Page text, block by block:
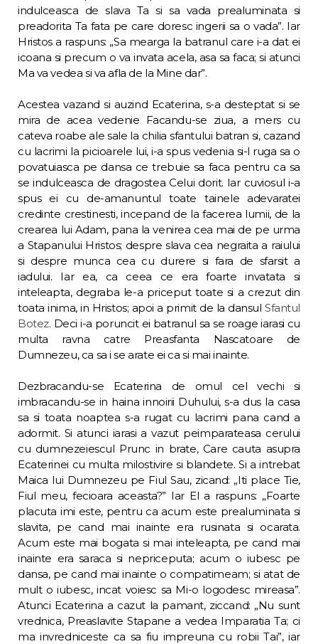
indulceasca de sla­va Ta si sa vada prealuminata si
preadorita Ta fata pe care doresc ingerii sa o vada”. Iar
Hristos a raspuns: „Sa mearga la batranul care i-a dat ei
icoana si precum o va invata acela, asa sa faca; si atunci
Ma va vedea si va afla de la Mine dar”.
Acestea vazand si auzind Ecaterina, s-a des­teptat si se
mira de acea vedenie Facandu-se ziua, a mers cu
cateva roabe ale sale la chi­lia sfantului batran si, cazand
cu lacrimi la picioarele lui, i-a spus vedenia si-l ruga sa o
povatuiasca pe dansa ce trebuie sa faca pen­tru ca sa
se indulceasca de dragostea Celui dorit. Iar cuviosul i-a
spus ei cu de-amanuntul toate tainele adevaratei
credinte crestinesti, incepand de la facerea lumii, de la
crearea lui Adam, pana la venirea cea mai de pe urma
a Stapanului Hristos; despre slava cea negraita a raiului
si despre munca cea cu durere si fara de sfarsit a
iadului. Iar ea, ca ceea ce era foarte invatata si
inteleapta, degraba le-a priceput toate si a crezut din
toata inima, in Hristos; apoi a primit de la dansul Sfantul
Botez. Deci i-a poruncit ei batranul sa se roage iarasi cu
multa ravna catre Preasfanta Nascatoare de
Dumnezeu, ca sa i se arate ei ca si mai inainte.
Dezbracandu-se Ecaterina de omul cel vechi si
imbracandu-se in haina innoirii Duhului, s-a dus la casa
sa si toata noaptea s-a rugat cu lacrimi pana cand a
adormit. Si atunci iarasi a vazut peimparateasa cerului
cu dumnezeiescul Prunc in brate, Care cauta asupra
Ecaterinei cu multa milostivire si blandete. Si a intrebat
Maica lui Dumnezeu pe Fiul Sau, zicand: „Iti place Tie,
Fiul meu, fecioara aceas­ta?” Iar El a raspuns: „Foarte
placuta imi este, pentru ca acum este prealuminata si
slavita, pe cand mai inainte era rusinata si ocarata.
Acum este mai bogata si mai inteleapta, pe cand mai
inainte era saraca si nepriceputa; acum o iu­besc pe
dansa, pe cand mai inainte o compatimeam; si atat de
mult o iubesc, incat voiesc sa Mi-o logodesc mireasa”.
Atunci Ecaterina a cazut la pamant, ziccand: „Nu sunt
vrednica, Preaslavite Stapane a vedea Imparatia Ta; ci
ma invredniceste ca sa fiu impreuna cu robii Tai”, iar